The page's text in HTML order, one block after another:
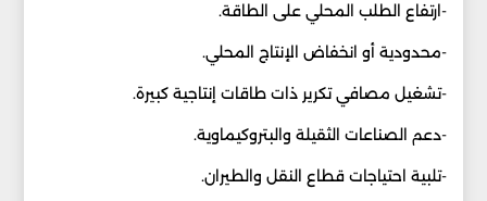
-ارتفاع الطلب المحلي على الطاقة.
-محدودية أو انخفاض الإنتاج المحلي.
-تشغيل مصافي تكرير ذات طاقات إنتاجية كبيرة.
-دعم الصناعات الثقيلة والبتروكيماوية.
-تلبية احتياجات قطاع النقل والطيران.